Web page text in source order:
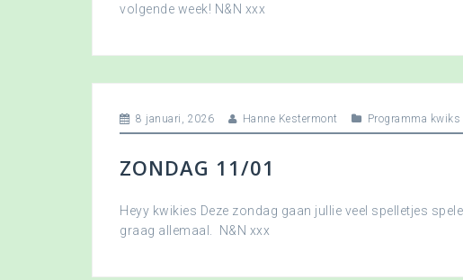
volgende week! N&N xxx
8 januari, 2026 Hanne Kestermont Programma kwiks
ZONDAG 11/01
Heyy kwikies Deze zondag gaan jullie veel spelletjes
graag allemaal. N&N xxx